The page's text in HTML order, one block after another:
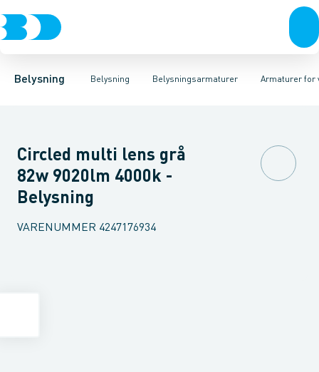
Belysning Belysning
Belysning Belysningsarmaturer
LyskilderBelysningsarmaturerLysstyringTilbehør tilArmaturer for
PendlerIndustriarmatur og halbelysningArmaturer for vej og
Circled multi lens grå
82w 9020lm 4000k -
Belysning
VARENUMMER 4247176934